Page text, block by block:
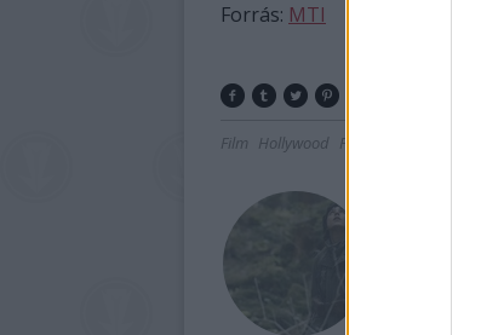
Forrás: MTI
Film Hollywood Premier